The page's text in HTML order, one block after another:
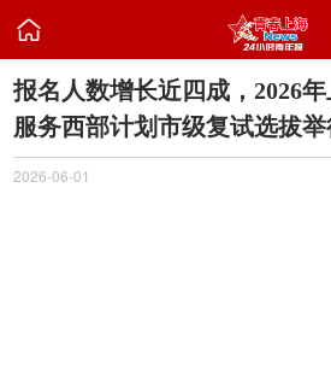

报名人数增长近四成，2026
服务西部计划市级复试选拔
2026-06-01